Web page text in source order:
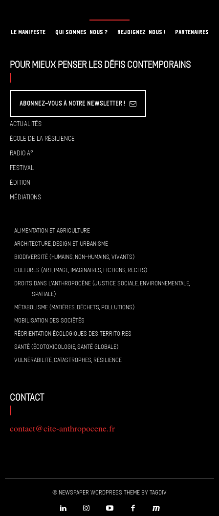
LE MANIFESTE QUI SOMMES-NOUS ? REJOIGNEZ-NOUS ! PARTENAIRES
Pour mieux penser les défis contemporains
Abonnez-vous à Notre Newsletter !
Actualités
École de la résilience
Radio A°
Festival
Édition
Médiations
ALIMENTATION ET AGRICULTURE
ARCHITECTURE, DESIGN ET URBANISME
BIODIVERSITÉ (HUMAINS, NON-HUMAINS, VIVANTS)
CULTURES (ART, IMAGE, IMAGINAIRES, FICTIONS, RÉCITS)
DROITS DANS L’ANTHROPOCÈNE (JUSTICE SOCIALE, ENVIRONNEMENTALE,
SPATIALE)
MÉTABOLISME (MATIÈRES, DÉCHETS, POLLUTIONS)
MOBILISATION DES SOCIÉTÉS
RÉORIENTATION ÉCOLOGIQUES DES TERRITOIRES
SANTÉ (ÉCOTOXICOLOGIE, SANTÉ GLOBALE)
VULNÉRABILITÉ, CATASTROPHES, RÉSILIENCE
contact
contact@cite-anthropocene.fr
© Newspaper WordPress Theme by TagDiv